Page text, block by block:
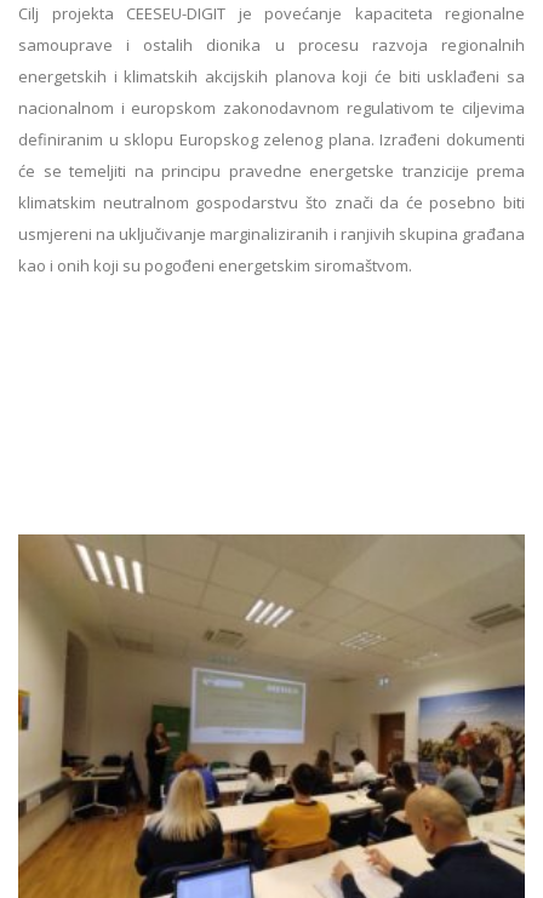
Cilj projekta CEESEU-DIGIT je povećanje kapaciteta regionalne
samouprave i ostalih dionika u procesu razvoja regionalnih
energetskih i klimatskih akcijskih planova koji će biti usklađeni sa
nacionalnom i europskom zakonodavnom regulativom te ciljevima
definiranim u sklopu Europskog zelenog plana. Izrađeni dokumenti
će se temeljiti na principu pravedne energetske tranzicije prema
klimatskim neutralnom gospodarstvu što znači da će posebno biti
usmjereni na uključivanje marginaliziranih i ranjivih skupina građana
kao i onih koji su pogođeni energetskim siromaštvom.